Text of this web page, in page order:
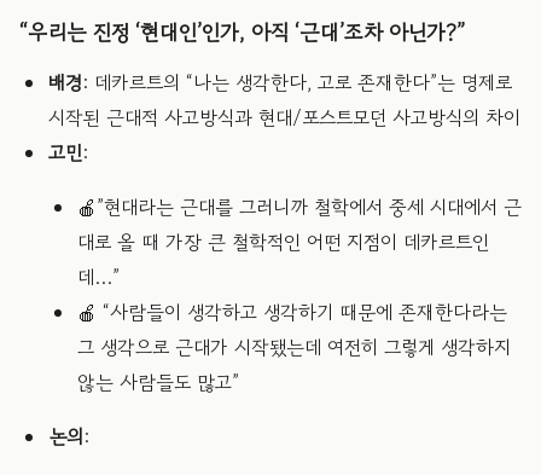
“우리는 진정 ‘현대인’인가, 아직 ‘근대’조차 아닌가?”
배경: 데카르트의 “나는 생각한다, 고로 존재한다”는 명제로
시작된 근대적 사고방식과 현대/포스트모던 사고방식의 차이
고민:
🍎”현대라는 근대를 그러니까 철학에서 중세 시대에서 근
대로 올 때 가장 큰 철학적인 어떤 지점이 데카르트인
데…”
🍎 “사람들이 생각하고 생각하기 때문에 존재한다라는
그 생각으로 근대가 시작됐는데 여전히 그렇게 생각하지
않는 사람들도 많고”
논의: